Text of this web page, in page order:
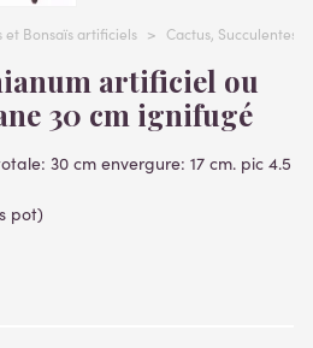
et Bonsaïs artificiels > Cactus, Succulentes,
30 cm ignifugé
30 cm envergure: 17 cm. pic 4.5
pot)